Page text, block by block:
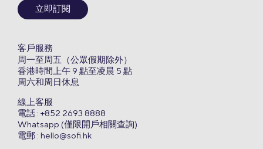
立即訂閱
客戶服務
周一至周五（公眾假期除外）
香港時間上午 9 點至凌晨 5 點
周六和周日休息
線上客服
電話 : +852 2693 8888
Whatsapp (僅限開戶相關查詢)
電郵 : hello@sofi.hk